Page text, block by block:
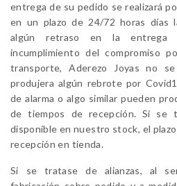
entrega de su pedido se realizará
en un plazo de 24/72 horas días
algún retraso en la entrega
incumplimiento del compromiso
transporte, Aderezo Joyas no
produjera algún rebrote por
de alarma o algo similar pueden
de tiempos de recepción. Si se
disponible en nuestro stock, el
recepción en tienda.
Si se tratase de alianzas, al